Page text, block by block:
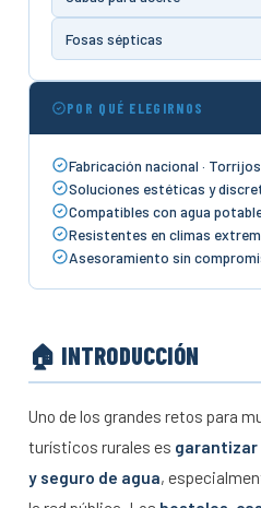
🏠 INTRODUCCIÓN
Uno de los grandes retos para
turísticos rurales es garantizar
y seguro de agua,
Fosas sépticas
POR QUÉ ELEGIRNOS
Fabricación nacional ·
Soluciones estéticas y
Compatibles con agua
Resistentes en climas
Asesoramiento sin